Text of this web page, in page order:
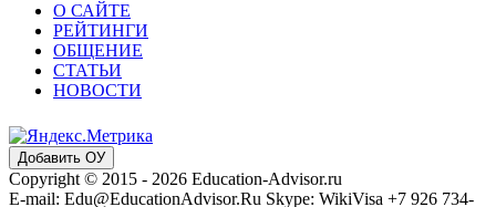
О САЙТЕ
РЕЙТИНГИ
ОБЩЕНИЕ
СТАТЬИ
НОВОСТИ
Добавить ОУ
Copyright © 2015 - 2026 Education-Advisor.ru
E-mail: Edu@EducationAdvisor.Ru Skype: WikiVisa +7 926 734-